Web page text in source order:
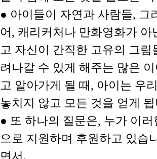
● 아이들이 자연과 사람들, 그
어, 캐리커처나 만화영화가
고 자신이 간직한 고유의 그
려나갈 수 있게 해주는 많은
고 알아가게 될 때, 아이는 우
놓치지 않고 모든 것을 얻게
● 또 하나의 질문은, 누가 이
으로 지원하며 후원하고 있습
면서.